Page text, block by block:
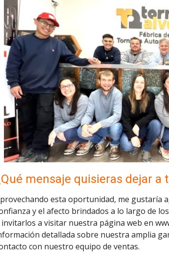
mensaje quisieras dejar a
esta oportunidad, me gustaría
y el afecto brindados a lo largo de
invitarlos a visitar nuestra página web en
detallada sobre nuestra amplia
con nuestro equipo de ventas.